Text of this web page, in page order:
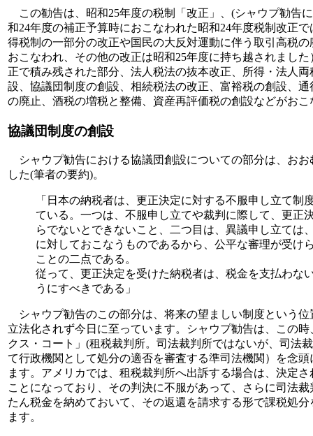
この勧告は、昭和25年度の税制「改正」、(シャウプ勧告
和24年度の補正予算時におこなわれた昭和24年度税制改正
得税制の一部分の改正や国民の大反対運動に伴う取引高税
おこなわれ、その他の改正は昭和25年度に持ち越されまし
正で積み残された部分、法人税法の抜本改正、所得・法人
設、協議団制度の創設、相続税法の改正、富裕税の創設、
の廃止、酒税の増税と整備、資産再評価税の創設などがお
協議団制度の創設
シャウプ勧告における協議団創設についての部分は、お
した(筆者の要約)。
「日本の納税者は、更正決定に対する不服申し立て制
ている。一つは、不服申し立てや裁判に際して、更正
らでないとできないこと、二つ目は、異議申し立ては
に対しておこなうものであるから、公平な審理が受け
ことの二点である。
従って、更正決定を受けた納税者は、税金を支払わな
うにすべきである」
シャウプ勧告のこの部分は、将来の望ましい制度という
立法化されず今日に至っています。シャウプ勧告は、この
クス・コート」(租税裁判所。司法裁判所ではないが、司法
て行政機関として処分の適否を審査する準司法機関）を念
ます。アメリカでは、租税裁判所へ出訴する場合は、決定
ことになっており、その判決に不服があって、さらに司法
たん税金を納めておいて、その返還を請求する形で課税処
ます。